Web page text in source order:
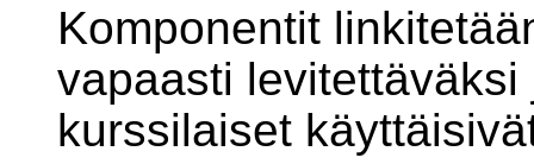
Komponentit
vapaasti
kurssilaiset